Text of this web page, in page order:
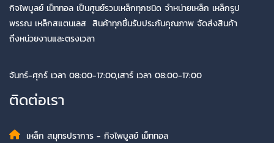
กิจไพบูลย์ เม็ททอล เป็นศูนย์รวมเหล็กทุกชนิด จำหน่ายเหล็ก เหล็กรูป
พรรณ เหล็กสแตนเลส สินค้าทุกชิ้นรับประกันคุณภาพ จัดส่งสินค้า
ถึงหน่วยงานและตรงเวลา
จันทร์-ศุกร์ เวลา 08:00-17:00,เสาร์ เวลา 08:00-17:00
ติดต่อเรา
เหล็ก สมุทรปราการ - กิจไพบูลย์ เม็ททอล